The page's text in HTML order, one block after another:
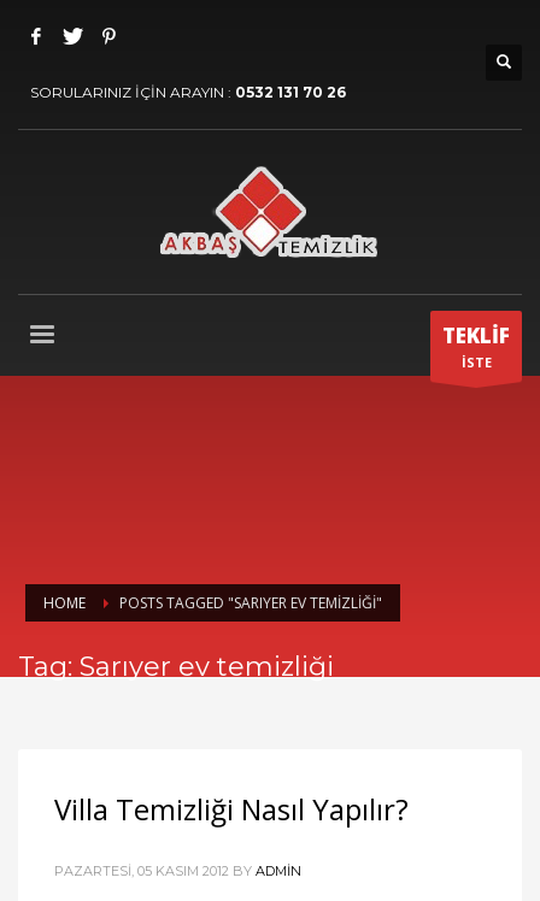
SORULARINIZ İÇİN ARAYIN : 0532 131 70 26
TEKLİF
İSTE
HOME POSTS TAGGED "SARIYER EV TEMIZLIĞI"
Tag: Sarıyer ev temizliği
Villa Temizliği Nasıl Yapılır?
PAZARTESI, 05 KASIM 2012 BY ADMIN